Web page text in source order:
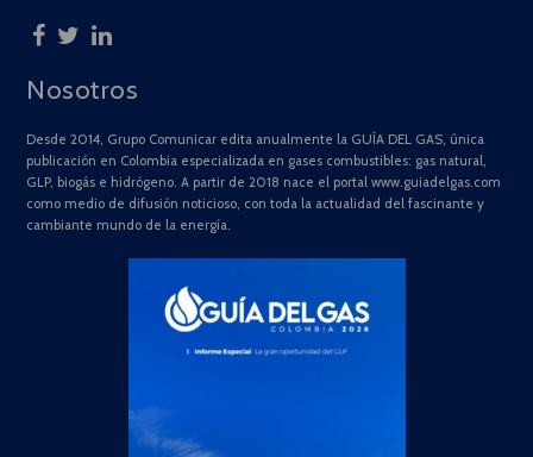
Nosotros
Desde 2014, Grupo Comunicar edita anualmente la GUÍA DEL GAS, única
publicación en Colombia especializada en gases combustibles: gas natural,
GLP, biogás e hidrógeno. A partir de 2018 nace el portal www.guiadelgas.com
como medio de difusión noticioso, con toda la actualidad del fascinante y
cambiante mundo de la energía.